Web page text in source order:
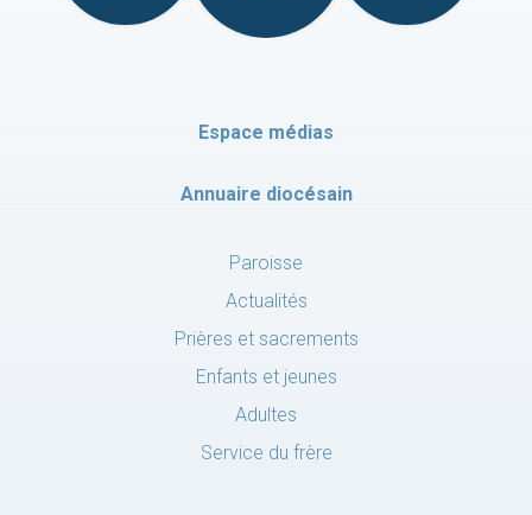
Espace médias
Annuaire diocésain
Paroisse
Actualités
Prières et sacrements
Enfants et jeunes
Adultes
Service du frère